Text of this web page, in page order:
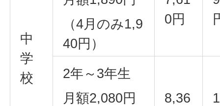
中
学
校
（4月のみ1,9
40円）
0円
2年～3年生
月額2,080円
8,36